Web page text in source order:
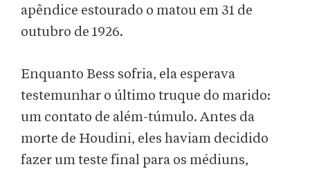
apêndice estourado o matou em 31 de
outubro de 1926.
Enquanto Bess sofria, ela esperava
testemunhar o último truque do marido:
um contato de além-túmulo. Antes da
morte de Houdini, eles haviam decidido
fazer um teste final para os médiuns,